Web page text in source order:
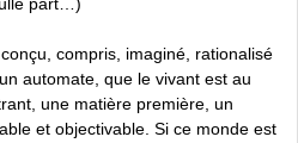
part…)
compris, imaginé, rationalisé
automate, que le vivant est au
une matière première, un
et objectivable. Si ce monde est